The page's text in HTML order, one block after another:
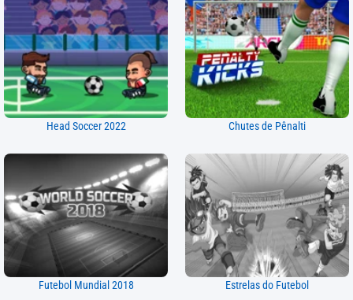
Head Soccer 2022 Chutes de Pênalti
Futebol Mundial 2018 Estrelas do Futebol